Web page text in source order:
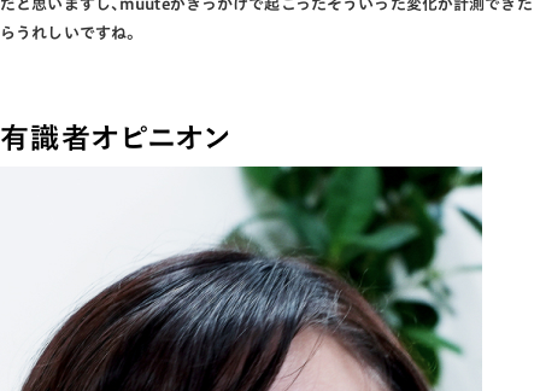
だと思いますし､muuteがきっかけで起こったそういった変化が計測できた
らうれしいですね｡
有識者オピニオン